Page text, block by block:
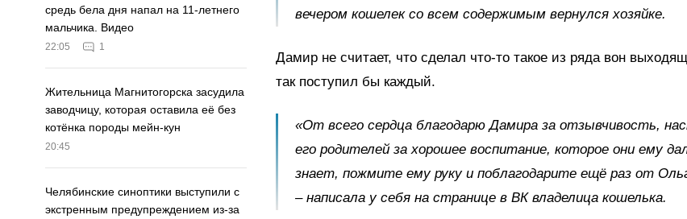
средь бела дня напал на 11-летнего
мальчика. Видео
22:05 1
Жительница Магнитогорска засудила
заводчицу, которая оставила её без
котёнка породы мейн-кун
20:45
Челябинские синоптики выступили с
экстренным предупреждением из-за
вечером кошелек со всем содержимым вернулся хозяйке.
Дамир не считает, что сделал что-то такое из ряда вон
так поступил бы каждый.
«От всего сердца благодарю Дамира за отзывчивость,
его родителей за хорошее воспитание, которое они ему
знает, пожмите ему руку и поблагодарите ещё раз от
– написала у себя на странице в ВК владелица кошелька.